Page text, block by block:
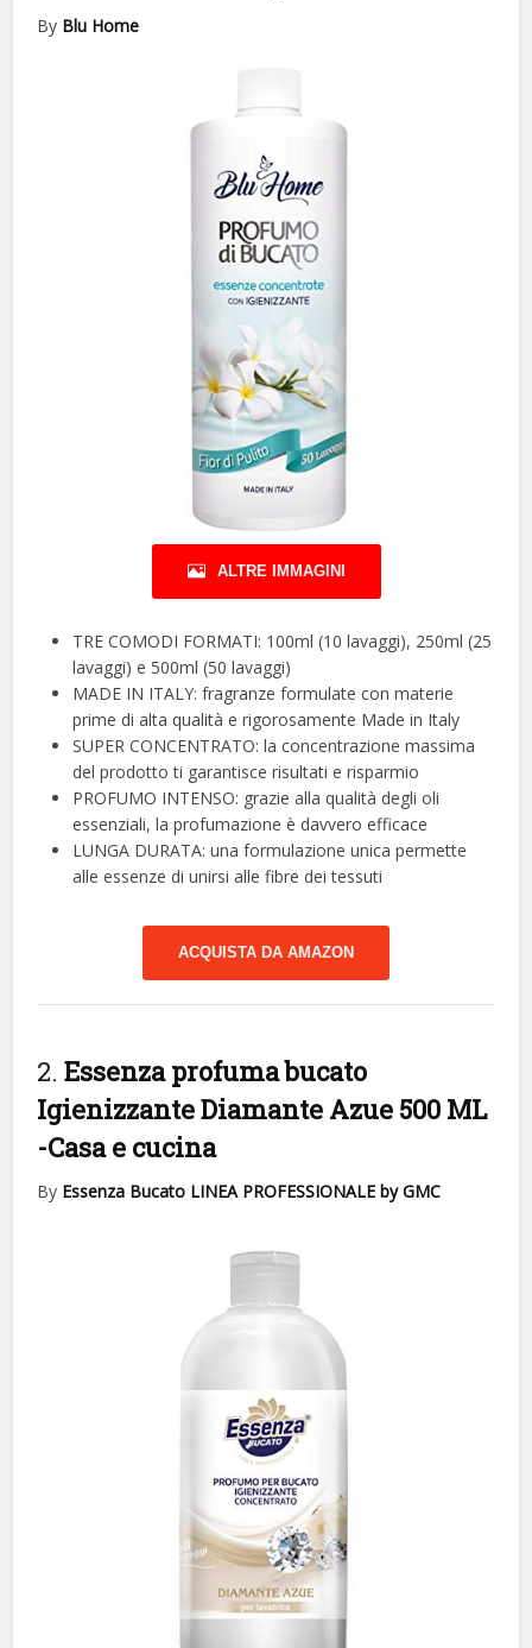
By Blu Home
ALTRE IMMAGINI
TRE COMODI FORMATI: 100ml (10 lavaggi), 250ml (25
lavaggi) e 500ml (50 lavaggi)
MADE IN ITALY: fragranze formulate con materie
prime di alta qualità e rigorosamente Made in Italy
SUPER CONCENTRATO: la concentrazione massima
del prodotto ti garantisce risultati e risparmio
PROFUMO INTENSO: grazie alla qualità degli oli
essenziali, la profumazione è davvero efficace
LUNGA DURATA: una formulazione unica permette
alle essenze di unirsi alle fibre dei tessuti
ACQUISTA DA AMAZON
2.Essenza profuma bucato
Igienizzante Diamante Azue 500 ML
-Casa e cucina
By Essenza Bucato LINEA PROFESSIONALE by GMC